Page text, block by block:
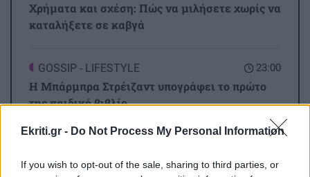
Ekriti.gr - Do Not Process My Personal Information
If you wish to opt-out of the sale, sharing to third parties, or
Χρήματα και σχέση: Πώς να μιλήσετε χωρίς να
καταλήξετε σε καβγά
23:00
GOSSIP - LIFESTYLE
Η Μπάρμπρα Στρέιζαντ υπογράφει το πρώτο
της παιδικό βιβλίο
Europa League: Η Άντερλεχτ νίκησε 1-0 τον